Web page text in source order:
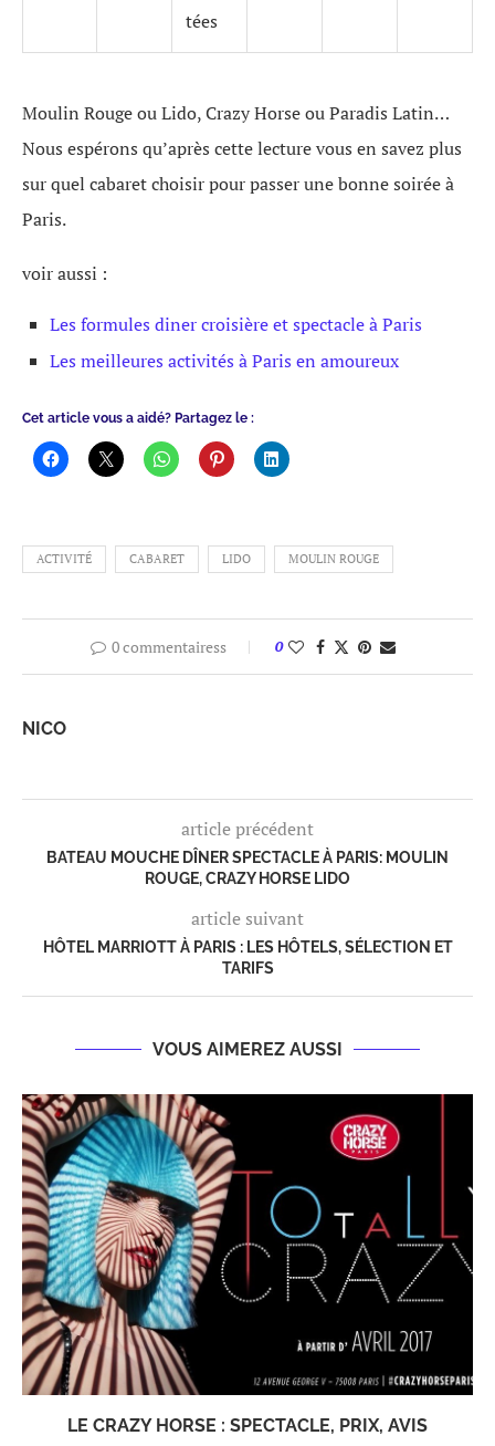
tées
Moulin Rouge ou Lido, Crazy Horse ou Paradis Latin…
Nous espérons qu’après cette lecture vous en savez plus
sur quel cabaret choisir pour passer une bonne soirée à
Paris.
voir aussi :
Les formules diner croisière et spectacle à Paris
Les meilleures activités à Paris en amoureux
Cet article vous a aidé? Partagez le :
ACTIVITÉ CABARET LIDO MOULIN ROUGE
0 commentairess 0
NICO
article précédent
BATEAU MOUCHE DÎNER SPECTACLE À PARIS: MOULIN
ROUGE, CRAZY HORSE LIDO
article suivant
HÔTEL MARRIOTT À PARIS : LES HÔTELS, SÉLECTION ET
TARIFS
VOUS AIMEREZ AUSSI
LE CRAZY HORSE : SPECTACLE, PRIX, AVIS